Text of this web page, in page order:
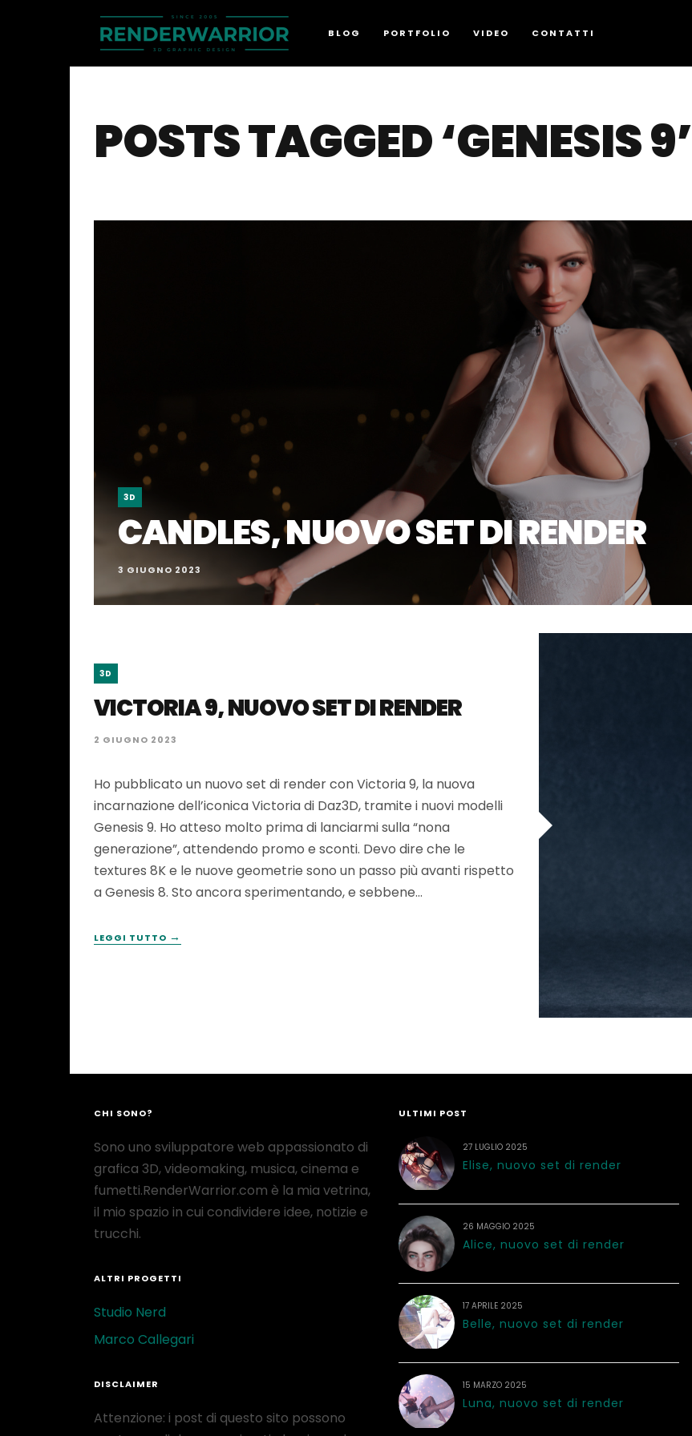
BLOG PORTFOLIO VIDEO CONTATTI
POSTS TAGGED ‘GENESIS 9’
3D
CANDLES, NUOVO SET DI RENDER
3 GIUGNO 2023
3D
VICTORIA 9, NUOVO SET DI RENDER
2 GIUGNO 2023
Ho pubblicato un nuovo set di render con Victoria 9, la nuova
incarnazione dell’iconica Victoria di Daz3D, tramite i nuovi modelli
Genesis 9. Ho atteso molto prima di lanciarmi sulla “nona
generazione”, attendendo promo e sconti. Devo dire che le
textures 8K e le nuove geometrie sono un passo più avanti rispetto
a Genesis 8. Sto ancora sperimentando, e sebbene…
LEGGI TUTTO →
CHI SONO?
Sono uno sviluppatore web appassionato di
grafica 3D, videomaking, musica, cinema e
fumetti.RenderWarrior.com è la mia vetrina,
il mio spazio in cui condividere idee, notizie e
trucchi.
ALTRI PROGETTI
Studio Nerd
Marco Callegari
DISCLAIMER
Attenzione: i post di questo sito possono
ULTIMI POST
27 LUGLIO 2025
Elise, nuovo set di render
26 MAGGIO 2025
Alice, nuovo set di render
17 APRILE 2025
Belle, nuovo set di render
15 MARZO 2025
Luna, nuovo set di render